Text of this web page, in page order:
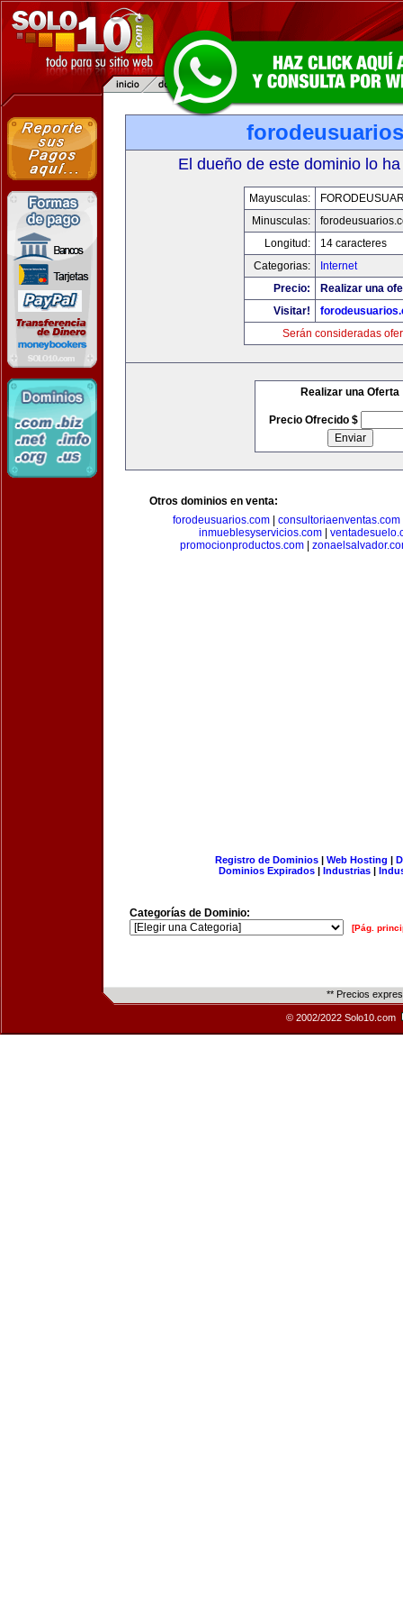
El dueño de este dominio lo
Mayusculas:
Minusculas:
Longitud:
14 caracteres
Categorias:
Internet
Precio:
Realizar una
Visitar!
Serán consideradas
Realizar una Oferta
Precio Ofrecido $
Otros dominios en venta:
forodeusuarios.com| consultoriaenventas.com
inmueblesyservicios.com|
promocionproductos.com|
Registro de Dominios| Web Hosting |
Dominios Expirados | Industrias |
Categorías de Dominio:
[Pág.
** Precios
© 2002/2022 Solo10.com